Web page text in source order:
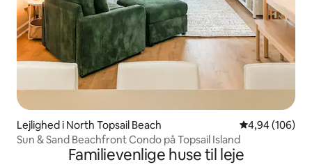
Lejlighed i North Topsail Beach 4,94 ud af 5 i
4,94 (106)
Sun & Sand Beachfront Condo på Topsail Island
Familievenlige huse til leje